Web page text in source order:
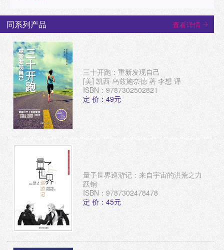
同系列产品 查看详情
三十开跑：重新发现自己
[美] 凯西·乌兹施奈德 著 李想 译
ISBN：9787302502821
定 价：49元
量子世界巡游记：来自宇宙的洪荒之力
跃钢
ISBN：9787302478478
定 价：45元